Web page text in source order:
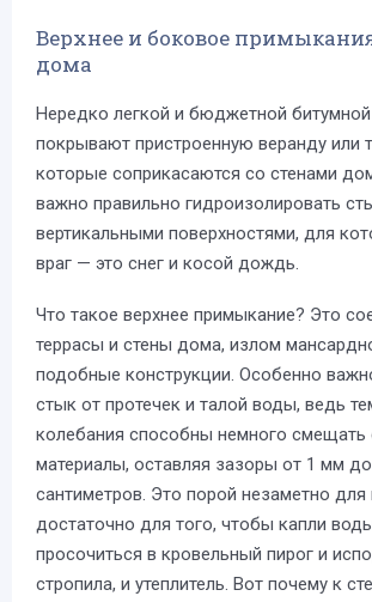
Верхнее и боковое
дома
Нередко легкой и бюджетной
покрывают пристроенную веранду или
которые соприкасаются со стенами
важно правильно гидроизолировать
вертикальными поверхностями, для
враг — это снег и косой дождь.
Что такое верхнее примыкание? Это
террасы и стены дома, излом
подобные конструкции. Особенно
стык от протечек и талой воды, ведь
колебания способны немного смещать
материалы, оставляя зазоры от 1 мм
сантиметров. Это порой незаметно для
достаточно для того, чтобы капли
просочиться в кровельный пирог и
стропила, и утеплитель. Вот почему к